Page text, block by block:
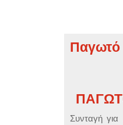
Παγωτό
Συνταγή